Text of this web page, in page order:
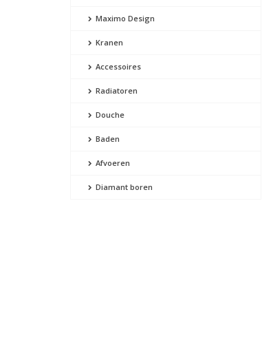
Maximo Design
Kranen
Accessoires
Radiatoren
Douche
Baden
Afvoeren
Diamant boren